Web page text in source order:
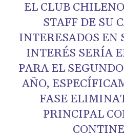
EL CLUB
STAFF DE SU
INTERESADOS EN
INTERÉS SERÍA
PARA EL
AÑO,
FASE
PRINCIPAL